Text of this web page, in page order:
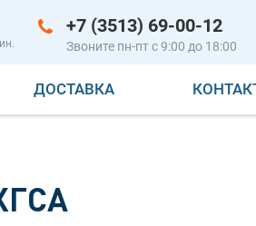
+7 (3513) 69-00-12
Звоните пн-пт с 9:00 до 18:00
ДОСТАВКА